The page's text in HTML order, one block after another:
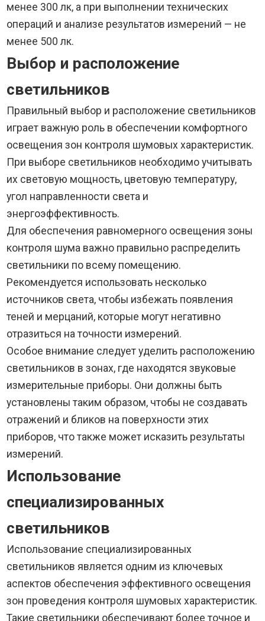
менее 300 лк, а при выполнении технических
операций и анализе результатов измерений — не
менее 500 лк.
Выбор и расположение
светильников
Правильный выбор и расположение светильников
играет важную роль в обеспечении комфортного
освещения зон контроля шумовых характеристик.
При выборе светильников необходимо учитывать
их световую мощность, цветовую температуру,
угол направленности света и
энергоэффективность.
Для обеспечения равномерного освещения зоны
контроля шума важно правильно распределить
светильники по всему помещению.
Рекомендуется использовать несколько
источников света, чтобы избежать появления
теней и мерцаний, которые могут негативно
отразиться на точности измерений.
Особое внимание следует уделить расположению
светильников в зонах, где находятся звуковые
измерительные приборы. Они должны быть
установлены таким образом, чтобы не создавать
отражений и бликов на поверхности этих
приборов, что также может исказить результаты
измерений.
Использование
специализированных
светильников
Использование специализированных
светильников является одним из ключевых
аспектов обеспечения эффективного освещения
зон проведения контроля шумовых характеристик.
Такие светильники обеспечивают более точное и